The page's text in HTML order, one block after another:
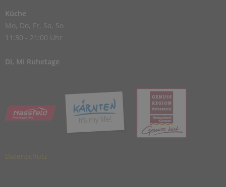
Küche
Mo, Do, Fr, Sa, So
11:30 - 21:00 Uhr
Di, Mi Ruhetage